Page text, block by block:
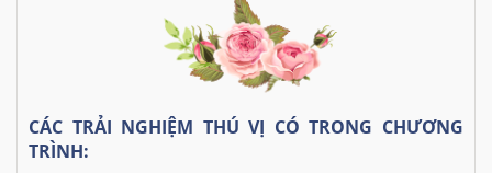
CÁC TRẢI NGHIỆM THÚ VỊ CÓ TRONG CHƯƠNG
TRÌNH: